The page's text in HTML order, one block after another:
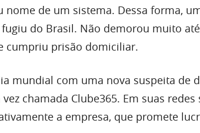
nome de um sistema. Dessa forma,
do Brasil. Não demorou muito
cumpriu prisão domiciliar.
mundial com uma nova suspeita de
chamada Clube365. Em suas redes
a empresa, que promete